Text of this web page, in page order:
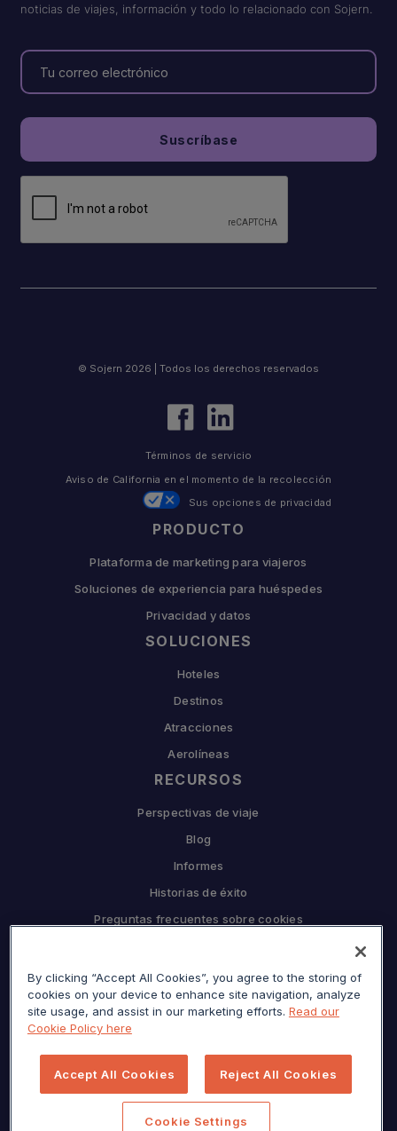
noticias de viajes, información y todo lo relacionado con Sojern.
PRODUCTO
Plataforma de marketing para viajeros
Soluciones de experiencia para huéspedes
Privacidad y datos
SOLUCIONES
Hoteles
Destinos
Atracciones
Aerolíneas
RECURSOS
Perspectivas de viaje
Blog
Informes
Historias de éxito
Preguntas frecuentes sobre cookies
Por qué Sojern
Asóciese con nosotros
Prensa
Centro de privacidad
© Sojern 2026 | Todos los derechos reservados
Términos de servicio
Aviso de California en el momento de la recolección
Sus opciones de privacidad
By clicking “Accept All Cookies”, you agree to the storing of
cookies on your device to enhance site navigation, analyze
site usage, and assist in our marketing efforts. Read our
Cookie Policy here
Accept All Cookies Reject All Cookies
Cookie Settings